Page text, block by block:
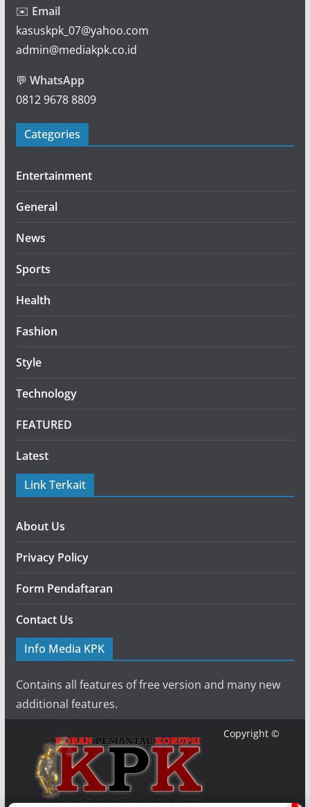
✉️ Email
kasuskpk_07@yahoo.com
admin@mediakpk.co.id
💬 WhatsApp
0812 9678 8809
Categories
Entertainment
General
News
Sports
Health
Fashion
Style
Technology
FEATURED
Latest
Link Terkait
About Us
Privacy Policy
Form Pendaftaran
Contact Us
Info Media KPK
Contains all features of free version and many new
additional features.
Copyright ©